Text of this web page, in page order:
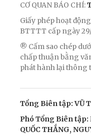
CƠ QUAN BÁO CHÍ:
Giấy phép hoạt
BTTTT cấp ngày
® Cấm sao chép
chấp thuận bằng
phát hành lại thông
Tổng Biên tập: VŨ
Phó Tổng Biên tập:
QUỐC THẮNG,